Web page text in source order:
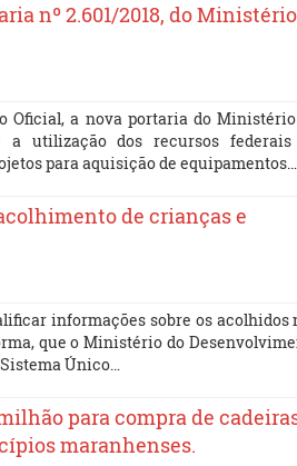
nº 2.601/2018, do Ministério
Oficial, a nova portaria do
a utilização dos recursos
para aquisição de equipamentos…
de crianças e
informações sobre os acolhidos
que o Ministério do
Único…
para compra de
maranhenses.